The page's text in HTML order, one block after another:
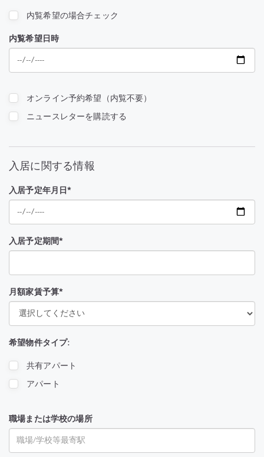
内覧希望の場合チェック
内覧希望日時
オンライン予約希望（内覧不要）
ニュースレターを購読する
入居に関する情報
入居予定年月日*
入居予定期間*
月額家賃予算*
希望物件タイプ:
共有アパート
アパート
職場または学校の場所